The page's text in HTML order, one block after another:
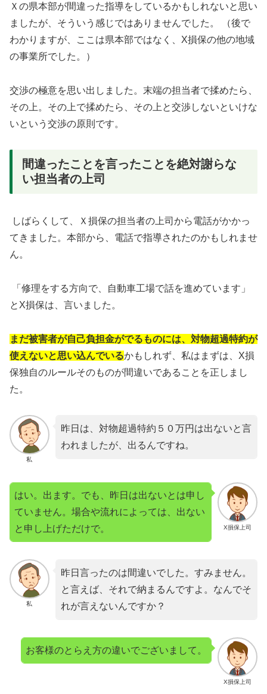
Ｘの県本部が間違った指導をしているかもしれないと思い
ましたが、そういう感じではありませんでした。 （後で
わかりますが、ここは県本部ではなく、X損保の他の地域
の事業所でした。）
交渉の極意を思い出しました。末端の担当者で揉めたら、
その上。その上で揉めたら、その上と交渉しないといけな
いという交渉の原則です。
間違ったことを言ったことを絶対謝らな
い担当者の上司
しばらくして、Ｘ損保の担当者の上司から電話がかかっ
てきました。本部から、電話で指導されたのかもしれませ
ん。
「修理をする方向で、自動車工場で話を進めています」
とX損保は、言いました。
まだ被害者が自己負担金がでるものには、対物超過特約が
使えないと思い込んでいるかもしれず、私はまずは、X損
保独自のルールそのものが間違いであることを正しまし
た。
私
昨日は、対物超過特約５０万円は出ないと言
われましたが、出るんですね。
X損保上司
はい。出ます。でも、昨日は出ないとは申し
ていません。場合や流れによっては、出ない
と申し上げただけで。
私
昨日言ったのは間違いでした。すみません。
と言えば、それで納まるんですよ。なんでそ
れが言えないんですか？
X損保上司
お客様のとらえ方の違いでございまして。